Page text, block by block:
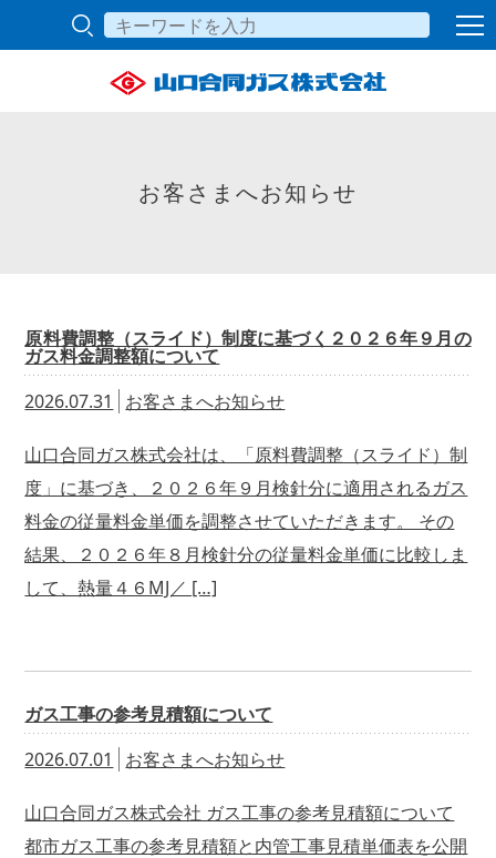
お客さまへお知らせ
原料費調整（スライド）制度に基づく２０２６年９月の
ガス料金調整額について
2026.07.31
お客さまへお知らせ
山口合同ガス株式会社は、「原料費調整（スライド）制
度」に基づき、２０２６年９月検針分に適用されるガス
料金の従量料金単価を調整させていただきます。 その
結果、２０２６年８月検針分の従量料金単価に比較しま
して、熱量４６MJ／ […]
ガス工事の参考見積額について
2026.07.01
お客さまへお知らせ
山口合同ガス株式会社 ガス工事の参考見積額について
都市ガス工事の参考見積額と内管工事見積単価表を公開